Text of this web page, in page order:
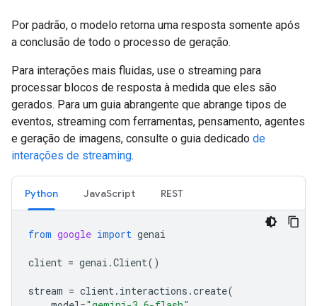
Por padrão, o modelo retorna uma resposta somente após
a conclusão de todo o processo de geração.
Para interações mais fluidas, use o streaming para
processar blocos de resposta à medida que eles são
gerados. Para um guia abrangente que abrange tipos de
eventos, streaming com ferramentas, pensamento, agentes
e geração de imagens, consulte o guia dedicado de
interações de streaming.
Python JavaScript REST
from google import genai
client = genai .Client()
stream = client. interactions .create(